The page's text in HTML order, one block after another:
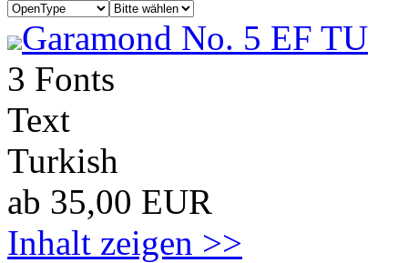
Garamond No. 5 EF TU
3 Fonts
Text
Turkish
ab 35,00 EUR
Inhalt zeigen >>